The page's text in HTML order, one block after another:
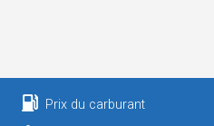
Prix du carburant